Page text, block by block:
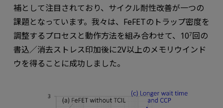
補として注目されており、サイクル耐性改善が一つの
課題となっています。我々は、FeFETのトラップ密度を
調整するプロセスと動作方法を組み合わせて、107回の
書込／消去ストレス印加後に2V以上のメモリウインド
ウを得ることに成功しました。